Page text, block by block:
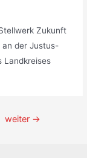
Zukunft
an der Justus-
Landkreises
weiter →